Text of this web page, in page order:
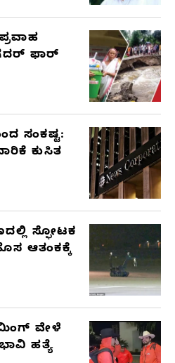
ಫಾರ್
ಸಂಕಷ್ಟ:
ಕುಸಿತ
ಸ್ಫೋಟಕ
ಆತಂಕಕ್ಕೆ
ವೇಳೆ
ಹತ್ಯೆ